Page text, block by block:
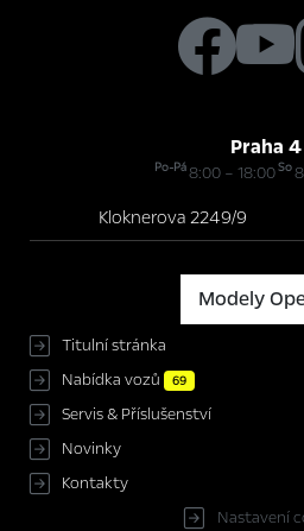
Praha 4
Po-Pá8:00 – 18:00So
Kloknerova 2249/9
Modely
Titulní stránka
Nabídka vozů
69
Servis & Příslušenství
Novinky
Kontakty
Nastavení